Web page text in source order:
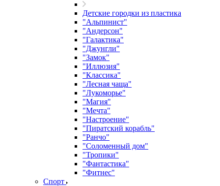
Детские городки из пластика
"Альпинист"
"Андерсон"
"Галактика"
"Джунгли"
"Замок"
"Иллюзия"
"Классика"
"Лесная чаща"
"Лукоморье"
"Магия"
"Мечта"
"Настроение"
"Пиратский корабль"
"Ранчо"
"Соломенный дом"
"Тропики"
"Фантастика"
"Фитнес"
Спорт